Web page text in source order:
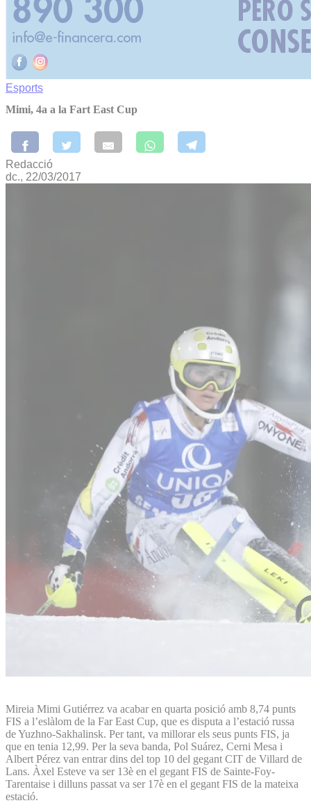
Esports
Mimi, 4a a la Fart East Cup
Redacció
dc., 22/03/2017
Mireia Mimi Gutiérrez va acabar en quarta posició amb 8,74 punts
FIS a l’eslàlom de la Far East Cup, que es disputa a l’estació russa
de Yuzhno-Sakhalinsk. Per tant, va millorar els seus punts FIS, ja
que en tenia 12,99. Per la seva banda, Pol Suárez, Cerni Mesa i
Albert Pérez van entrar dins del top 10 del gegant CIT de Villard de
Lans. Àxel Esteve va ser 13è en el gegant FIS de Sainte-Foy-
Tarentaise i dilluns passat va ser 17è en el gegant FIS de la mateixa
estació.